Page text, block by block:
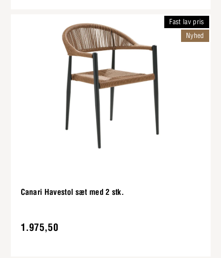
Canari Havestol sæt med 2 stk.
Fast lav pris
Nyhed
1.975,50